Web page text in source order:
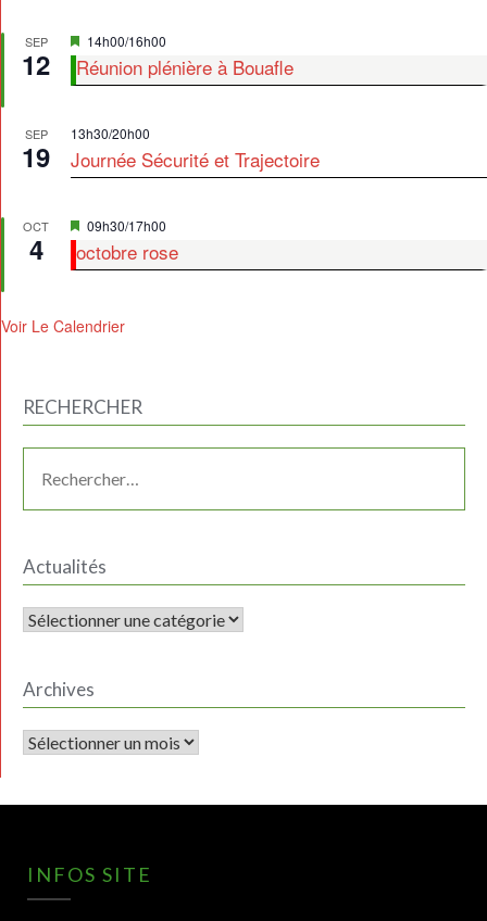
SEP
12
Mis
en
avant
14h00/16h00
Réunion plénière à Bouafle
SEP
19
13h30/20h00
Journée Sécurité et Trajectoire
OCT
4
Mis
avant
09h30/17h00
octobre rose
Voir Le Calendrier
RECHERCHER
Actualités
ACTUALITÉS
Archives
Archives
INFOS SITE